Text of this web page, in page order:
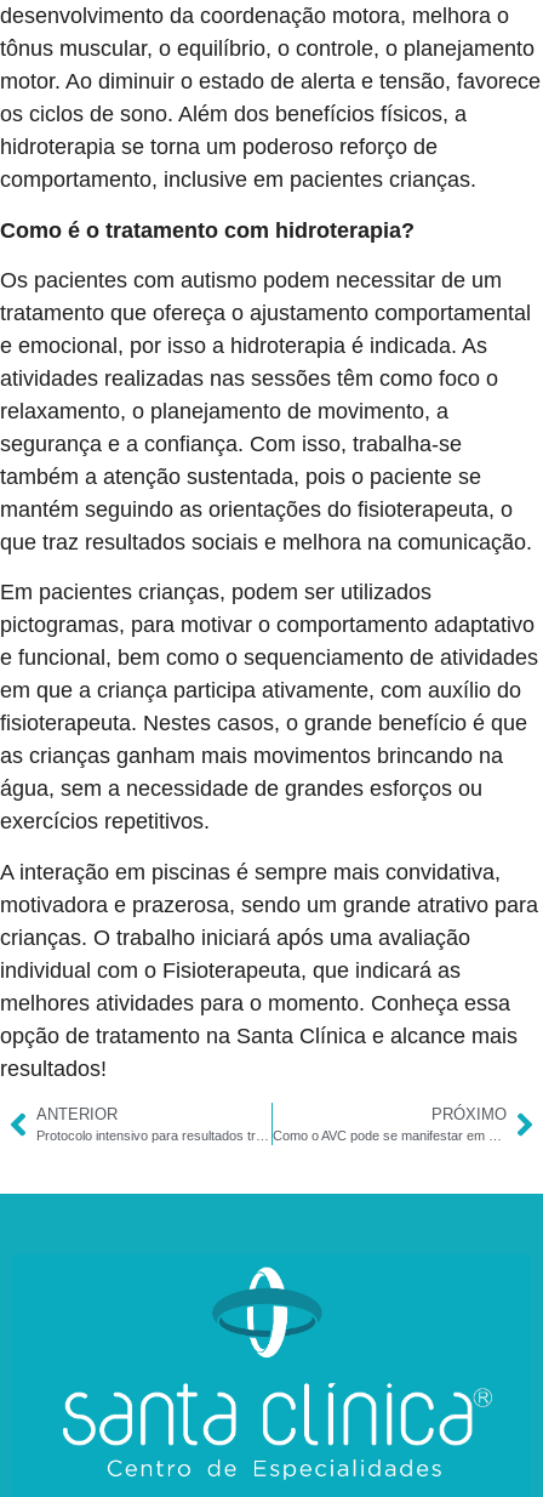
desenvolvimento da coordenação motora, melhora o
tônus muscular, o equilíbrio, o controle, o planejamento
motor. Ao diminuir o estado de alerta e tensão, favorece
os ciclos de sono. Além dos benefícios físicos, a
hidroterapia se torna um poderoso reforço de
comportamento, inclusive em pacientes crianças.
Como é o tratamento com hidroterapia?
Os pacientes com autismo podem necessitar de um
tratamento que ofereça o ajustamento comportamental
e emocional, por isso a hidroterapia é indicada. As
atividades realizadas nas sessões têm como foco o
relaxamento, o planejamento de movimento, a
segurança e a confiança. Com isso, trabalha-se
também a atenção sustentada, pois o paciente se
mantém seguindo as orientações do fisioterapeuta, o
que traz resultados sociais e melhora na comunicação.
Em pacientes crianças, podem ser utilizados
pictogramas, para motivar o comportamento adaptativo
e funcional, bem como o sequenciamento de atividades
em que a criança participa ativamente, com auxílio do
fisioterapeuta. Nestes casos, o grande benefício é que
as crianças ganham mais movimentos brincando na
água, sem a necessidade de grandes esforços ou
exercícios repetitivos.
A interação em piscinas é sempre mais convidativa,
motivadora e prazerosa, sendo um grande atrativo para
crianças. O trabalho iniciará após uma avaliação
individual com o Fisioterapeuta, que indicará as
melhores atividades para o momento. Conheça essa
opção de tratamento na Santa Clínica e alcance mais
resultados!
ANTERIOR PRÓXIMO